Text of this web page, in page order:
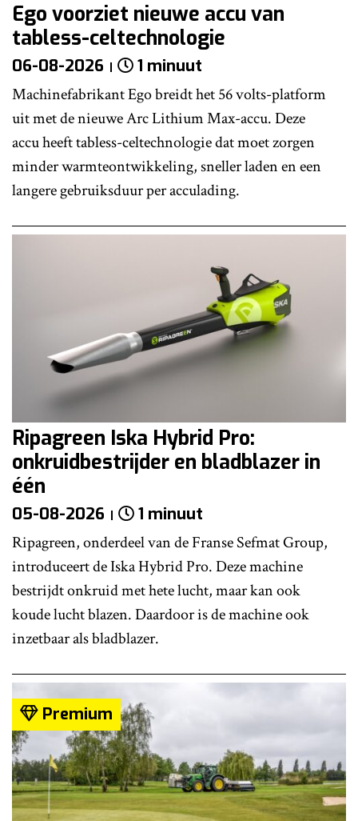
Ego voorziet nieuwe accu van
tabless-celtechnologie
06-08-2026 1 minuut
Machinefabrikant Ego breidt het 56 volts-platform
uit met de nieuwe Arc Lithium Max-accu. Deze
accu heeft tabless-celtechnologie dat moet zorgen
minder warmteontwikkeling, sneller laden en een
langere gebruiksduur per acculading.
Ripagreen Iska Hybrid Pro:
onkruidbestrijder en bladblazer in
één
05-08-2026 1 minuut
Ripagreen, onderdeel van de Franse Sefmat Group,
introduceert de Iska Hybrid Pro. Deze machine
bestrijdt onkruid met hete lucht, maar kan ook
koude lucht blazen. Daardoor is de machine ook
inzetbaar als bladblazer.
Premium